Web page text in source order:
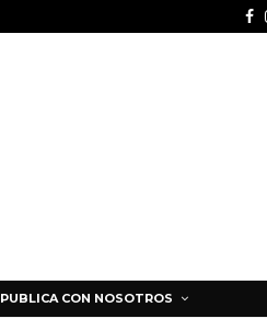
PUBLICA CON NOSOTROS